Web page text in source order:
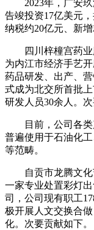
2023年，广安玖
告竣投资17亿美元
纳税约20亿元、新增
四川梓橦宫药业
为内江市经济手艺
药品研发、出产、
式成为北交所首批
研发人员30余人。次
目前，公司各类
普遍使用于石油化
等范畴。
自贡市龙腾文化
一家专业处置彩灯
司，公司现有职工
极开展人文交换合
化。次要贡献如下。